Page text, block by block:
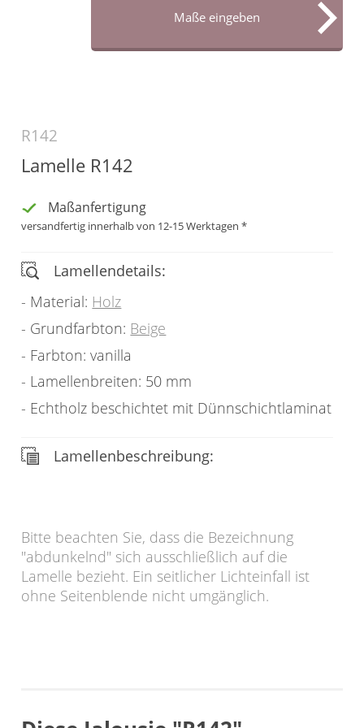
Konfigurator
Scheibengardinen
Ösenschals
Kissen
Tischdecke
Fensterbilder
Gardinenstange
Stoffe
Panneaux
R142
Lamelle R142
Maßanfertigung
versandfertig innerhalb von 12-15 Werktagen *
Lamellendetails:
Material: Holz
Grundfarbton: Beige
Farbton: vanilla
Lamellenbreiten: 50 mm
Echtholz beschichtet mit Dünnschichtlaminat
Lamellenbeschreibung:
Bitte beachten Sie, dass die Bezeichnung
"abdunkelnd" sich ausschließlich auf die
Lamelle bezieht. Ein seitlicher Lichteinfall ist
ohne Seitenblende nicht umgänglich.
Maße eingeben